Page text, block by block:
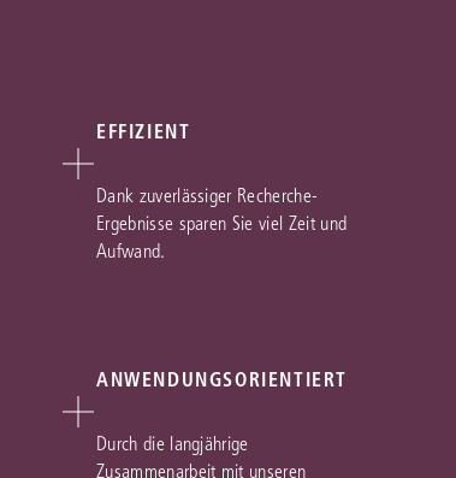
EFFIZIENT
Dank zuverlässiger Recherche-
Ergebnisse sparen Sie viel Zeit und
Aufwand.
ANWENDUNGSORIENTIERT
Durch die langjährige
Zusammenarbeit mit unseren